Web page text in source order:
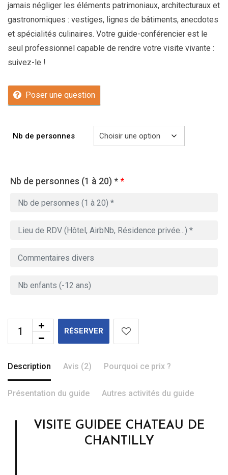
jamais négliger les éléments patrimoniaux, architecturaux et
gastronomiques : vestiges, lignes de bâtiments, anecdotes
et spécialités culinaires. Votre guide-conférencier est le
seul professionnel capable de rendre votre visite vivante :
suivez-le !
Poser une question
Nb de personnes
Nb de personnes (1 à 20) **
RÉSERVER
Description Avis (2) Pourquoi ce prix ?
Présentation du guide Autres activités du guide
VISITE GUIDEE CHATEAU DE
CHANTILLY